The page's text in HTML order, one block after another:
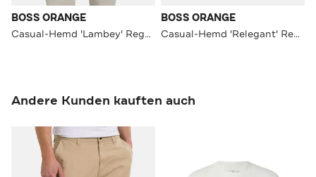
BOSS ORANGE
Casual-Hemd 'Lambey' Regular Fit
BOSS ORANGE
Casual-Hemd 'Relegant' Regular Fit
Andere Kunden kauften auch